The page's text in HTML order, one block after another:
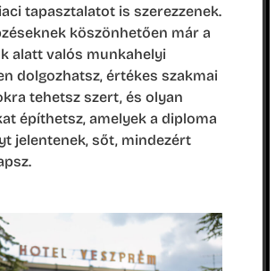
tapasztalatot is szerezzenek.
köszönhetően már a
alatt valós munkahelyi
dolgozhatsz, értékes szakmai
tehetsz szert, és olyan
építhetsz, amelyek a diploma
jelentenek, sőt, mindezért